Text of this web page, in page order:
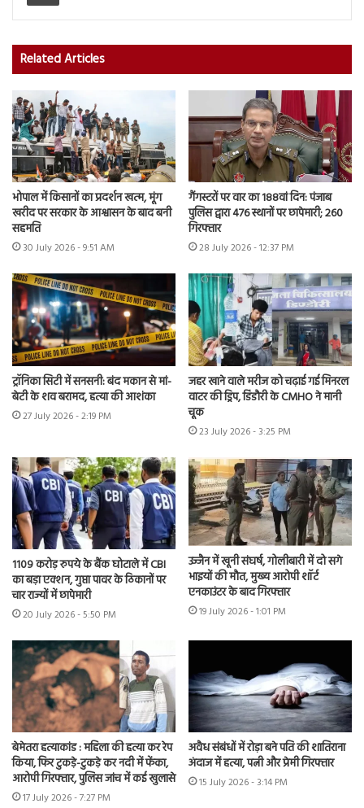
Related Articles
भोपाल में किसानों का प्रदर्शन खत्म, मूंग
खरीद पर सरकार के आश्वासन के बाद बनी
सहमति
30 July 2026 - 9:51 AM
गैंगस्टरों पर वार का 188वां दिन: पंजाब
पुलिस द्वारा 476 स्थानों पर छापेमारी; 260
गिरफ्तार
28 July 2026 - 12:37 PM
ट्रॉनिका सिटी में सनसनी: बंद मकान से मां-
बेटी के शव बरामद, हत्या की आशंका
27 July 2026 - 2:19 PM
जहर खाने वाले मरीज को चढ़ाई गई मिनरल
वाटर की ड्रिप, डिंडौरी के CMHO ने मानी
चूक
23 July 2026 - 3:25 PM
1109 करोड़ रुपये के बैंक घोटाले में CBI
का बड़ा एक्शन, गुप्ता पावर के ठिकानों पर
चार राज्यों में छापेमारी
20 July 2026 - 5:50 PM
उज्जैन में खूनी संघर्ष, गोलीबारी में दो सगे
भाइयों की मौत, मुख्य आरोपी शॉर्ट
एनकाउंटर के बाद गिरफ्तार
19 July 2026 - 1:01 PM
बेमेतरा हत्याकांड : महिला की हत्या कर रेप
किया, फिर टुकड़े-टुकड़े कर नदी में फेंका,
आरोपी गिरफ्तार, पुलिस जांच में कई खुलासे
17 July 2026 - 7:27 PM
अवैध संबंधों में रोड़ा बने पति की शातिराना
अंदाज में हत्या, पत्नी और प्रेमी गिरफ्तार
15 July 2026 - 3:14 PM